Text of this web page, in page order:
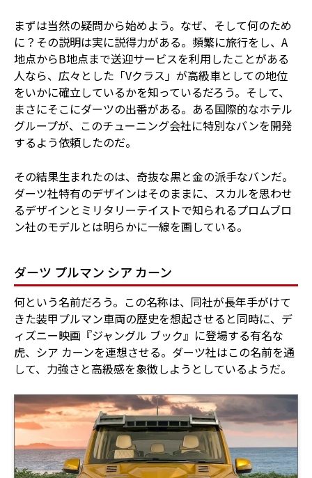
まずは当然の疑問から始めよう。なぜ、そして何のため
に？その説明は実に説得力がある。頻繁に旅行をし、A
地点からB地点まで送迎サービスを利用したことがある
人なら、広々とした「Vクラス」が高級車としての地位
をいかに確立しているかを知っているだろう。そして、
まさにそこにダーツの出番がある。ある国際的なホテル
グループが、このチューニング会社に特別なバンを開発
するよう依頼したのだ。
その結果生まれたのは、奇抜な黒と金の派手なバンだ。
ダーツ社特有のデザインはそのままに、スカルを思わせ
るデザインとミリタリーテイストで知られるプロムブロ
ン社のモデルとは明らかに一線を画している。
ダーツ プルマン シア カーン
何という名前だろう。この名称は、同社が長年手がけて
きた装甲プルマン車両の歴史を想起させると同時に、デ
ィズニー映画『ジャングル ブック』に登場する有名な
虎、シア カーンを連想させる。ダーツ社はこの名前を通
して、力強さと高級感を象徴しようとしているようだ。